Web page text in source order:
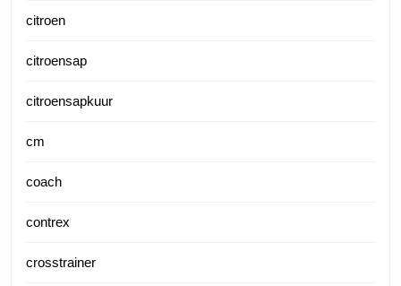
citroen
citroensap
citroensapkuur
cm
coach
contrex
crosstrainer